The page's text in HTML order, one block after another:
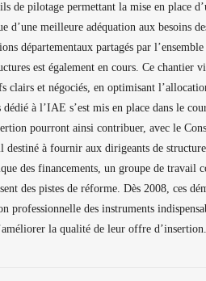
de pilotage permettant la mise en place
d’une meilleure adéquation aux besoins
départementaux partagés par
est également en cours. Ce chantier
clairs et négociés, en optimisant
à l’IAE s’est mis en place dans le
pourront ainsi contribuer, avec le
destiné à fournir aux dirigeants de
des financements, un groupe de travail
des pistes de réforme. Dès 2008, ces
professionnelle des instruments
la qualité de leur offre d’insertion.